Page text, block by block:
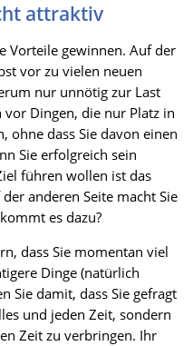
attraktiv
Vorteile gewinnen. Auf der
vor zu vielen neuen
nur unnötig zur Last
Dingen, die nur Platz in
ohne dass Sie davon einen
Sie erfolgreich sein
führen wollen ist das
anderen Seite macht Sie
es dazu?
dass Sie momentan viel
Dinge (natürlich
Sie damit, dass Sie gefragt
und jeden Zeit, sondern
Zeit zu verbringen. Ihr